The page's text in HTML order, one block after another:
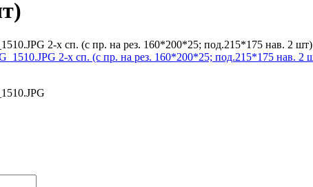
2-х сп. (с пр. на рез. 160*200*25; под.215*175 нав. 2 шт)